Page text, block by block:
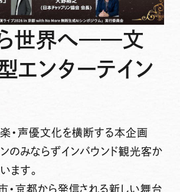
世界へ——文
エンターテイン
楽・声優文化を横断する本企画
のみならずインバウンド観光客か
ます。
・京都から発信される新しい舞台